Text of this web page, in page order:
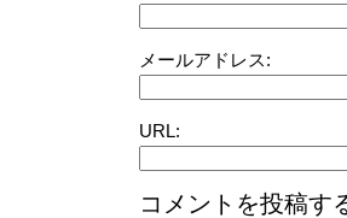
メールアドレス:
URL:
コメントを投稿す